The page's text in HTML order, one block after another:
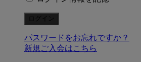
パスワードをお忘れですか？
新規ご入会はこちら